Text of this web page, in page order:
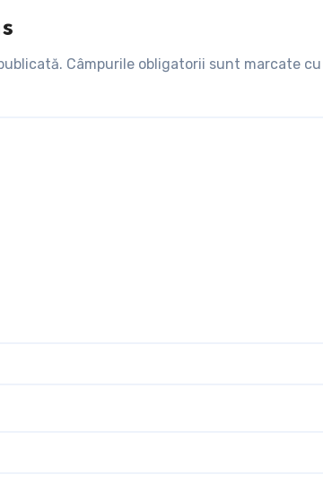
Câmpurile obligatorii sunt marcate cu